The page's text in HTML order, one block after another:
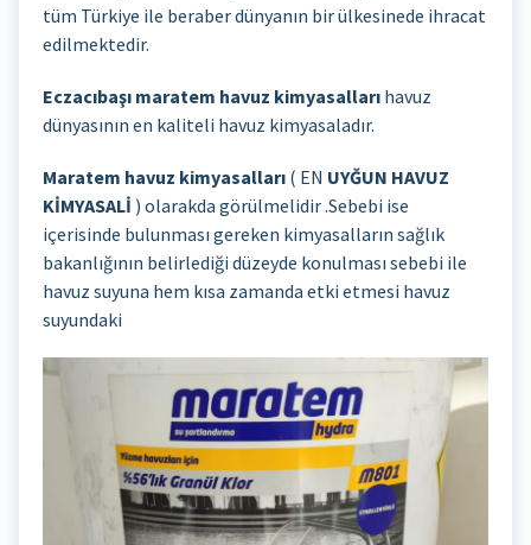
tüm Türkiye ile beraber dünyanın bir ülkesinede ihracat
edilmektedir.
Eczacıbaşı maratem havuz kimyasalları havuz
dünyasının en kaliteli havuz kimyasaladır.
Maratem havuz kimyasalları ( EN UYĞUN HAVUZ
KİMYASALİ ) olarakda görülmelidir .Sebebi ise
içerisinde bulunması gereken kimyasalların sağlık
bakanlığının belirlediği düzeyde konulması sebebi ile
havuz suyuna hem kısa zamanda etki etmesi havuz
suyundaki